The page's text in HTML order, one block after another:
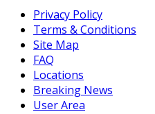
Privacy Policy
Terms & Conditions
Site Map
FAQ
Locations
Breaking News
User Area